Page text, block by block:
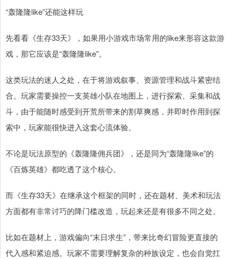
“轰隆隆like”还能这样玩
先看看《生存33天》，如果用小游戏市场常用的like来形容这款游
戏，那它应该是“轰隆隆like”。
这类玩法的迷人之处，在于将游戏叙事、资源管理和战斗紧密结
合。玩家需要操控一支英雄小队在地图上，进行探索、采集和战
斗，由于能随时感受到开荒所带来的割草爽感，并即时作用到探
索中，玩家能很快进入这套心流体验。
不论是玩法原型的《轰隆隆佣兵团》，还是同为“轰隆隆like”的
《百炼英雄》都吃透了这个核心。
而《生存33天》在继承这个框架的同时，还在题材、美术和玩法
方面都有非常讨巧的降门槛改造，玩起来还是有很多不同之处。
比如在题材上，游戏偏向“末日求生”，带来比奇幻冒险更直接的
代入感和紧迫感。玩家不需要理解复杂的种族设定，也会自觉扛